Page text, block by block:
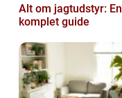
Alt om jagtudstyr: En
komplet guide